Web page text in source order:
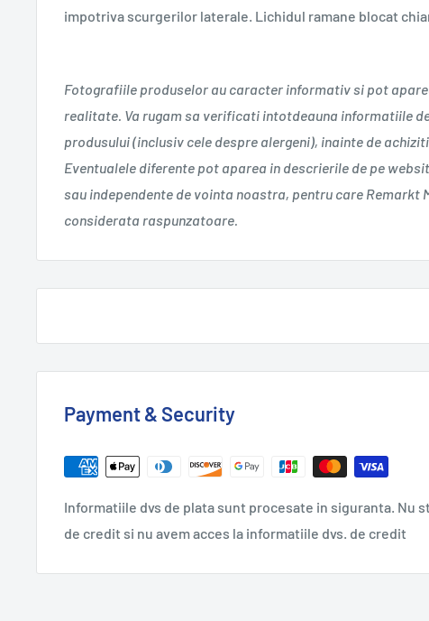
impotriva scurgerilor laterale. Lichidul ramane blocat
Fotografiile produselor au caracter informativ si pot
realitate. Va rugam sa verificati intotdeauna informatiile
produsului (inclusiv cele despre alergeni), inainte de
Eventualele diferente pot aparea in descrierile de pe
sau independente de vointa noastra, pentru care Remarkt
considerata raspunzatoare.
Payment & Security
Informatiile dvs de plata sunt procesate in siguranta. Nu
de credit si nu avem acces la informatiile dvs. de credit